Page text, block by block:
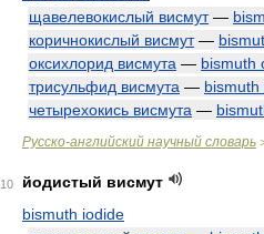
щавелевокислый висмут—
коричнокислый висмут—
оксихлорид висмута — bismuth
трисульфид висмута — bismuth
четырехокись висмута —
Русско-английский научный словарь
10
йодистый висмут
bismuth iodide